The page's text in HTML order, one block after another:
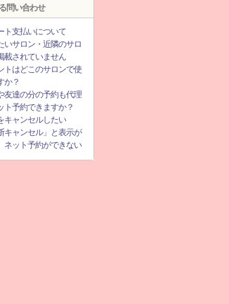
問い合わせ
ト支払いについて
いサロン・近隣のサロ
載されていません
トはどこのサロンで使
か？
友達の分の予約も代理
ト予約できますか？
キャンセルしたい
キャンセル」と表示が
ネット予約ができない